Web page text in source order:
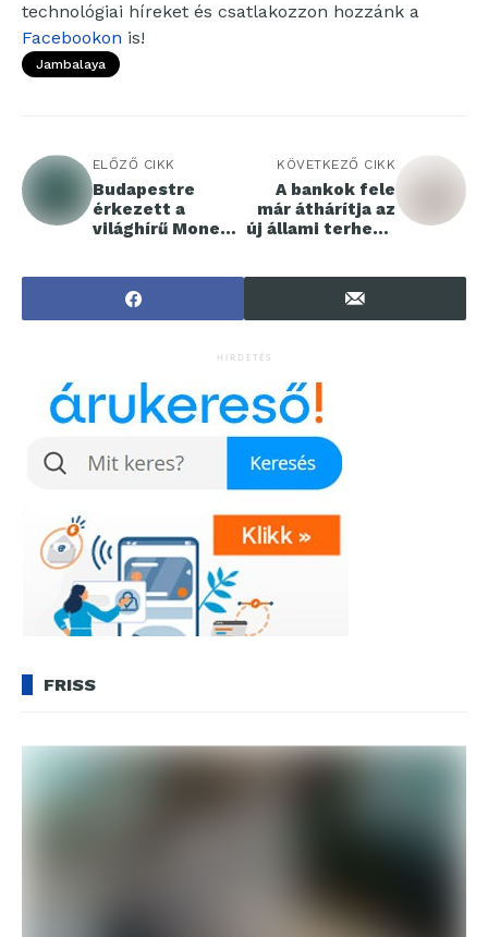
technológiai híreket és csatlakozzon hozzánk a
Facebookon is!
Jambalaya
ELŐZŐ CIKK
Budapestre
érkezett a
világhírű Monet -
kiállítás
KÖVETKEZŐ CIKK
A bankok fele
már áthárítja az
új állami terhet a
HIRDETÉS
FRISS